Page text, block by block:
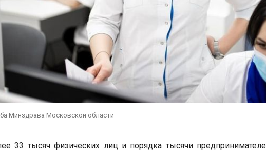
Минздрава Московской области
33 тысяч физических лиц и порядка тысячи